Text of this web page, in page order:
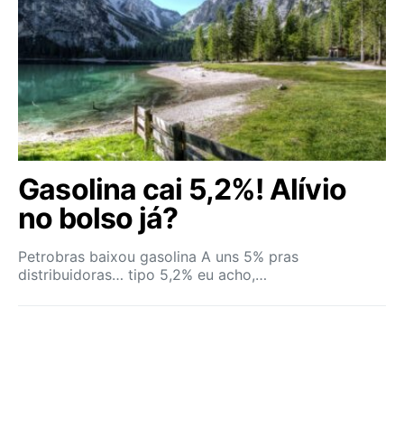
Gasolina cai 5,2%! Alívio
no bolso já?
Petrobras baixou gasolina A uns 5% pras
distribuidoras… tipo 5,2% eu acho,…